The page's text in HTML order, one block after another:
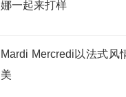
娜一起来打样
Mardi Mercredi以法式风
美